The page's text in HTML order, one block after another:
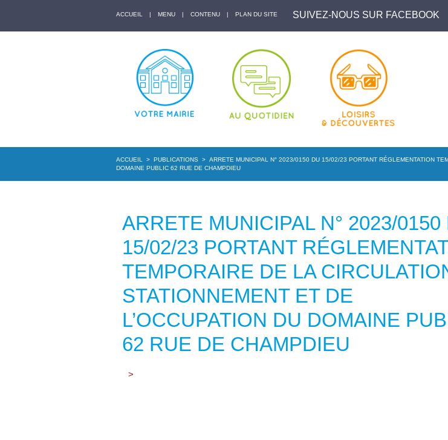
ACCUEIL | MENU | CONTENU | PLAN DU SITE SUIVEZ-NOUS SUR FACEBOOK
ACCUEIL > PUBLICATIONS > ARRETE MUNICIPAL N° 2023/0150 DU 15/02/23 PORTANT RÉGLEMENTATION
DOMAINE PUBLIC 62 RUE DE CHAMPDIEU
ARRETE MUNICIPAL N° 2023/0150
15/02/23 PORTANT
TEMPORAIRE DE LA
STATIONNEMENT ET DE
L’OCCUPATION DU DOMAINE
62 RUE DE CHAMPDIEU
>